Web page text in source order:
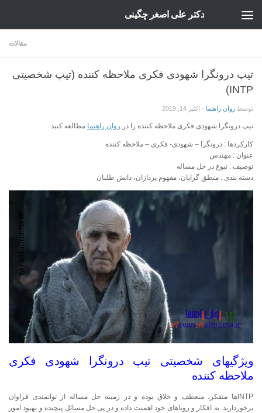
دکتر علی اصغر چگینی
مقالات
تیپ درونگرا شهودی فکری ملاحظه کننده (تیپ شخصیتی
INTP)
توسط روان راهنما · اکتبر 14, 2019
تیپ درونگرا شهودی فکری ملاحظه کننده را در روان راهنما مطالعه کنید
کارکردها : درونگرا – شهودی- فکری – ملاحظه کننده
عنوان : مهندس
توصیف : نبوغ در حل مساله
دسته بندی : منطق گرایان، مفهوم پردازان، دانش طلبان
ویژگیهای شخصیتی تیپ درونگرا شهودی فکری
ملاحظه کننده
INTPها متفكر، منعطف و خلاق بوده و در زمینه حل مساله از توانمندی فراوان
برخوردارند. به افكار و رویاهای خود اهمیت داده و در پی حل مسائل پیچیده و بهبود امور